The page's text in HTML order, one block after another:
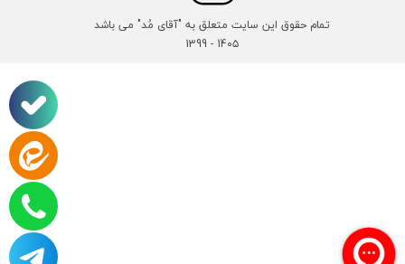
تمام حقوق این سایت متعلق به "آقای مُد" می باشد
14۰۵ - 1399